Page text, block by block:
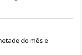
do mês e